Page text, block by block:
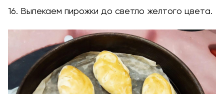
16. Выпекаем пирожки до светло желтого цвета.